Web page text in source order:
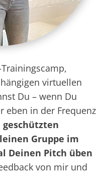
virtuellen
Du – wenn Du
eben in der Frequenz
geschützten
Gruppe im
Deinen Pitch üben
von mir und